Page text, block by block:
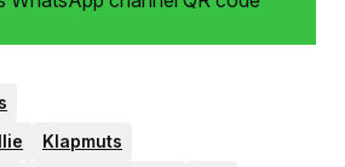
Klapmuts